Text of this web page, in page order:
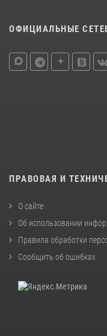
ОФИЦИАЛЬНЫЕ
ПРАВОВАЯ И
О сайте
Об использовании
Правила обработки
Сообщить об ошибках